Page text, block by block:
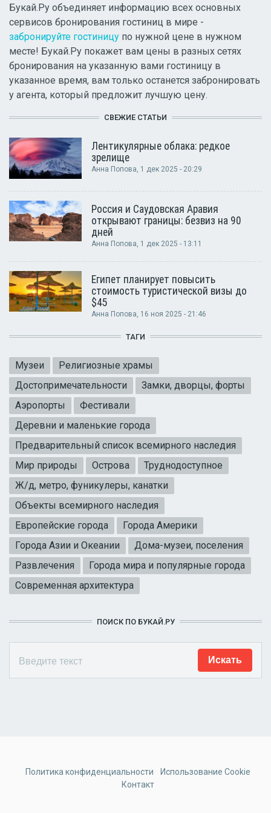
Букай.Ру объединяет информацию всех основных
сервисов бронирования гостиниц в мире -
забронируйте гостиницу по нужной цене в нужном
месте! Букай.Ру покажет вам цены в разных сетях
бронирования на указанную вами гостиницу в
указанное время, вам только останется забронировать
у агента, который предложит лучшую цену.
СВЕЖИЕ СТАТЬИ
Лентикулярные облака: редкое
зрелище
Анна Попова, 1 дек 2025 - 20:29
Россия и Саудовская Аравия
открывают границы: безвиз на 90
дней
Анна Попова, 1 дек 2025 - 13:11
Египет планирует повысить
стоимость туристической визы до
$45
Анна Попова, 16 ноя 2025 - 21:46
ТАГИ
Музеи
Религиозные храмы
Достопримечательности
Замки, дворцы, форты
Аэропорты
Фестивали
Деревни и маленькие города
Предварительный список всемирного наследия
Мир природы
Острова
Труднодоступное
Ж/д, метро, фуникулеры, канатки
Объекты всемирного наследия
Европейские города
Города Америки
Города Азии и Океании
Дома-музеи, поселения
Развлечения
Города мира и популярные города
Современная архитектура
ПОИСК ПО БУКАЙ.РУ
Политика конфиденциальности
Использование Cookie
Контакт